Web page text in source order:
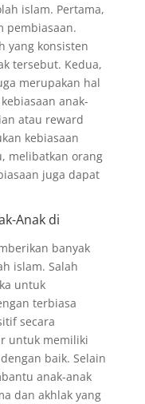
islam. Pertama,
pembiasaan.
yang konsisten
tersebut. Kedua,
merupakan hal
anak-
atau reward
kebiasaan
melibatkan orang
juga dapat
Anak di
banyak
islam. Salah
untuk
terbiasa
secara
untuk memiliki
baik. Selain
anak-anak
dan akhlak yang